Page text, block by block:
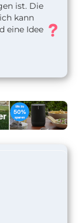
ist. Die
kann
eine Idee